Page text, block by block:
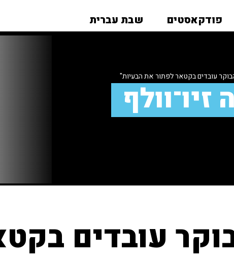
פודקאסטים שבת עברית
עובדים בקטאר לפתור את הבעיות"
זיו־וולף
עובדים